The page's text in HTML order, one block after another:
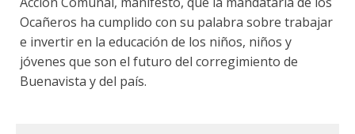
Ocañeros ha cumplido con su palabra sobre trabajar
e invertir en la educación de los niños, niños y
jóvenes que son el futuro del corregimiento de
Buenavista y del país.